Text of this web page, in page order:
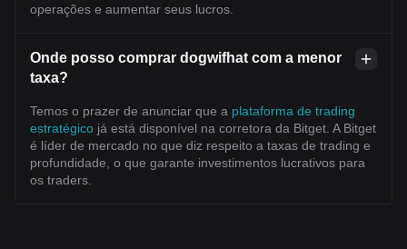
operações e aumentar seus lucros.
Onde posso comprar dogwifhat com a menor
taxa?
Temos o prazer de anunciar que a plataforma de trading
estratégico já está disponível na corretora da Bitget. A Bitget
é líder de mercado no que diz respeito a taxas de trading e
profundidade, o que garante investimentos lucrativos para
os traders.